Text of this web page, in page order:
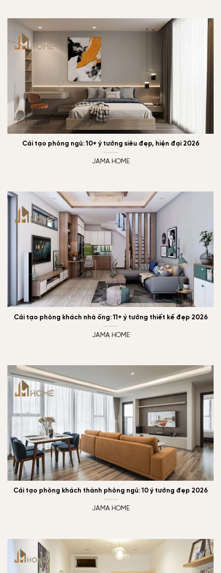
Cải tạo phòng ngủ: 10+ ý tưởng siêu đẹp, hiện đại 2026
JAMA HOME
Cải tạo phòng khách nhà ống: 11+ ý tưởng thiết kế đẹp 2026
JAMA HOME
Cải tạo phòng khách thành phòng ngủ: 10 ý tưởng đẹp 2026
JAMA HOME